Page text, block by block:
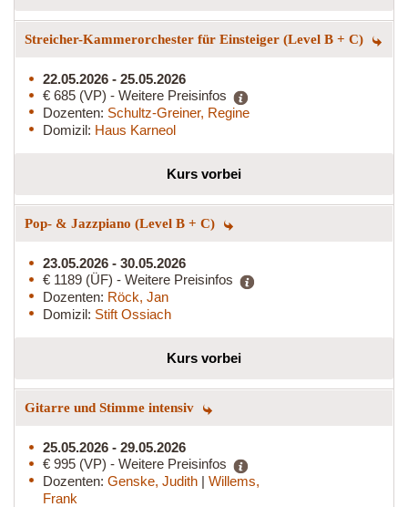
Streicher-Kammerorchester für Einsteiger (Level B + C)
22.05.2026 - 25.05.2026
€ 685 (VP) - Weitere Preisinfos
Dozenten: Schultz-Greiner, Regine
Domizil: Haus Karneol
Kurs vorbei
Pop- & Jazzpiano (Level B + C)
23.05.2026 - 30.05.2026
€ 1189 (ÜF) - Weitere Preisinfos
Dozenten: Röck, Jan
Domizil: Stift Ossiach
Kurs vorbei
Gitarre und Stimme intensiv
25.05.2026 - 29.05.2026
€ 995 (VP) - Weitere Preisinfos
Dozenten: Genske, Judith | Willems,
Frank